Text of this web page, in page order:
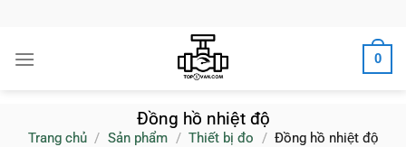
nội
0
Đồng hồ nhiệt độ
Trang chủ / Sản phẩm / Thiết bị đo / Đồng hồ nhiệt độ